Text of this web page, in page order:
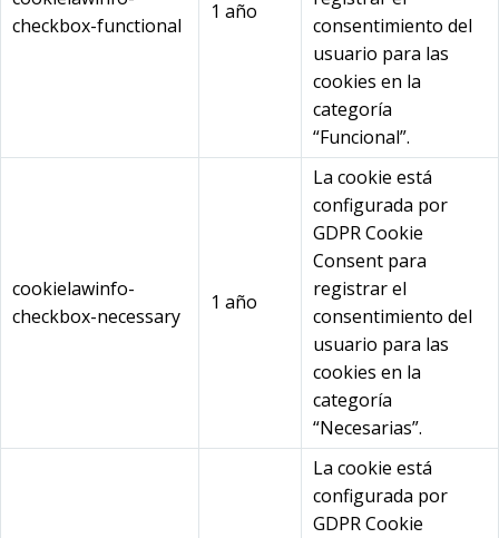
checkbox-functional
1 año
consentimiento del
usuario para las
cookies en la
categoría
“Funcional”.
cookielawinfo-
checkbox-necessary
1 año
La cookie está
configurada por
GDPR Cookie
Consent para
registrar el
consentimiento del
usuario para las
cookies en la
categoría
“Necesarias”.
La cookie está
configurada por
GDPR Cookie